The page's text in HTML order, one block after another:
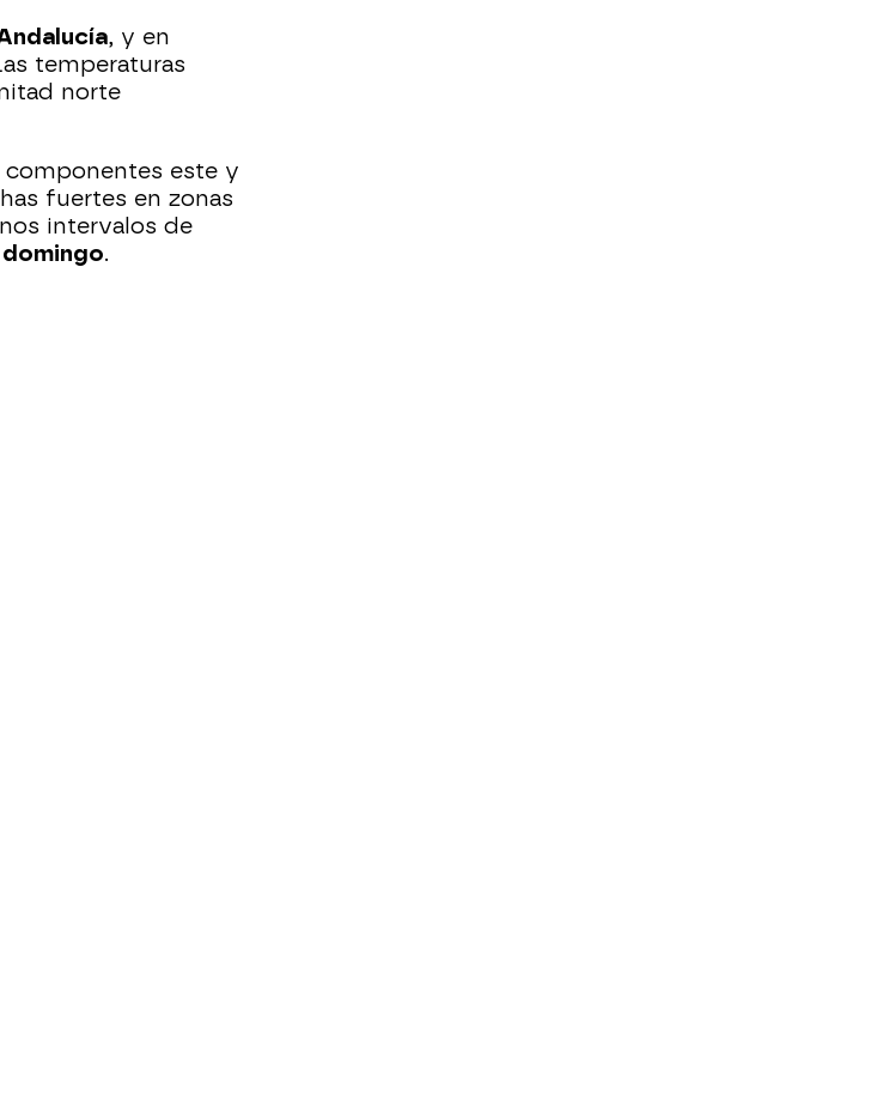
, y en
temperaturas
norte
este y
fuertes en zonas
intervalos de
.